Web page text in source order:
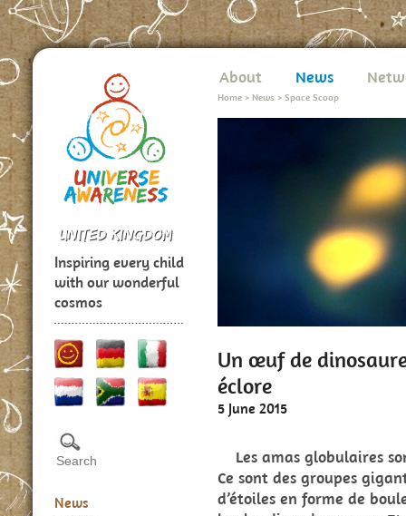
Inspiring every child
with our wonderful
cosmos
News
About News
Home > News > Space Scoop
Un œuf de
éclore
5 June 2015
Les amas globulaires
Ce sont des groupes
d’étoiles en forme de